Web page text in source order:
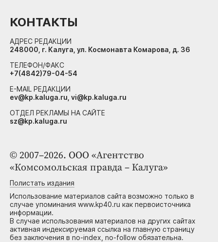
© 2007–2026. ООО «Агентство
«Комсомольская правда – Калуга»
Полистать издания
Использование материалов сайта возможно только в
случае упоминания www.kp40.ru как первоисточника
информации.
В случае использования материалов на других сайтах
активная индексируемая ссылка на главную страницу
без заключения в no-index, no-follow обязательна.
КОНТАКТЫ
АДРЕС РЕДАКЦИИ
248000, г. Калуга, ул. Космонавта Комарова, д. 36
ТЕЛЕФОН/ФАКС
+7(4842)79-04-54
E-MAIL РЕДАКЦИИ
ev@kp.kaluga.ru, vi@kp.kaluga.ru
ОТДЕЛ РЕКЛАМЫ НА САЙТЕ
sz@kp.kaluga.ru